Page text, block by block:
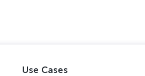
Use Cases